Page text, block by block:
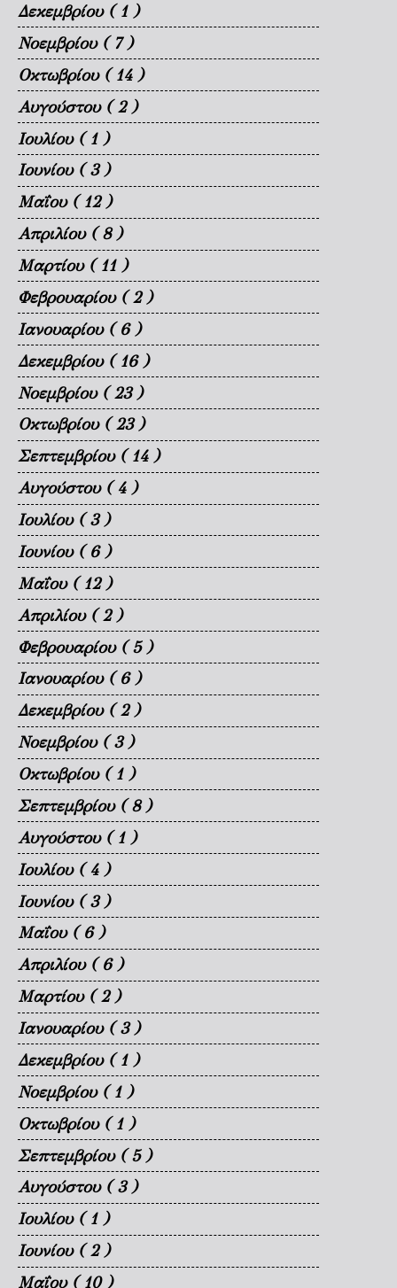
Δεκεμβρίου ( 1 )
Νοεμβρίου ( 7 )
Οκτωβρίου ( 14 )
Αυγούστου ( 2 )
Ιουλίου ( 1 )
Ιουνίου ( 3 )
Μαΐου ( 12 )
Απριλίου ( 8 )
Μαρτίου ( 11 )
Φεβρουαρίου ( 2 )
Ιανουαρίου ( 6 )
Δεκεμβρίου ( 16 )
Νοεμβρίου ( 23 )
Οκτωβρίου ( 23 )
Σεπτεμβρίου ( 14 )
Αυγούστου ( 4 )
Ιουλίου ( 3 )
Ιουνίου ( 6 )
Μαΐου ( 12 )
Απριλίου ( 2 )
Φεβρουαρίου ( 5 )
Ιανουαρίου ( 6 )
Δεκεμβρίου ( 2 )
Νοεμβρίου ( 3 )
Οκτωβρίου ( 1 )
Σεπτεμβρίου ( 8 )
Αυγούστου ( 1 )
Ιουλίου ( 4 )
Ιουνίου ( 3 )
Μαΐου ( 6 )
Απριλίου ( 6 )
Μαρτίου ( 2 )
Ιανουαρίου ( 3 )
Δεκεμβρίου ( 1 )
Νοεμβρίου ( 1 )
Οκτωβρίου ( 1 )
Σεπτεμβρίου ( 5 )
Αυγούστου ( 3 )
Ιουλίου ( 1 )
Ιουνίου ( 2 )
Μαΐου ( 10 )